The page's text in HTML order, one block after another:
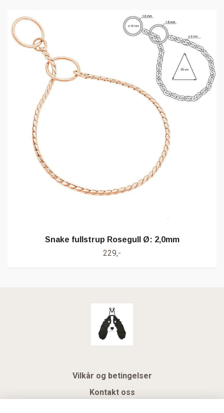
Snake fullstrup Rosegull Ø: 2,0mm
229,-
Vilkår og betingelser
Kontakt oss